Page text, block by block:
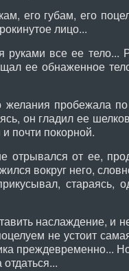
его губам, его
лицо...
все ее тело...
ее обнаженное
пробежала по
он гладил ее
почти покорной.
отрывался от ее,
вокруг него,
стараясь,
наслаждение, и
не устоит
преждевременно...